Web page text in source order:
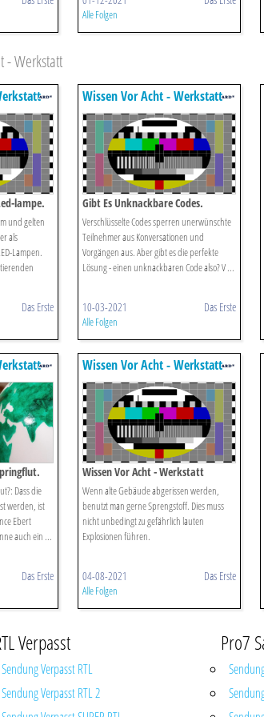
Alle Folgen
- Werkstatt
lampe.
und gelten
als
Lampen.
Das Erste
Wissen Vor Acht - Werkstatt
Gibt Es Unknackbare Codes.
Verschlüsselte Codes sperren unerwünschte
Teilnehmer aus Konversationen und
Vorgängen aus. Aber gibt es die perfekte
Lösung - einen unknackbaren Code also? V ...
10-03-2021 Das Erste
Alle Folgen
Dass die
werden, ist
Ebert
auch ein ...
Das Erste
Wissen Vor Acht - Werkstatt
Wissen Vor Acht - Werkstatt
Wenn alte Gebäude abgerissen werden,
benutzt man gerne Sprengstoff. Dies muss
nicht unbedingt zu gefährlich lauten
Explosionen führen.
04-08-2021 Das Erste
Alle Folgen
Verpasst
Sendung Verpasst RTL
Sendung Verpasst RTL 2
Pro7